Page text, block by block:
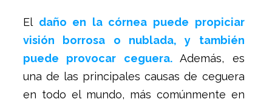
El daño en la córnea puede propiciar
visión borrosa o nublada, y también
puede provocar ceguera.Además, es
una de las principales causas de ceguera
en todo el mundo, más comúnmente en